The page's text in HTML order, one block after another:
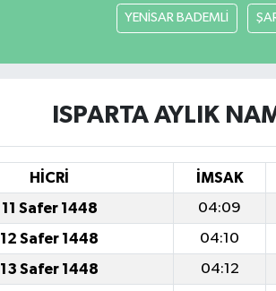
YENİSAR BADEMLİ
ISPARTA AYLIK
HİCRİ İMSAK
11 Safer 1448 04:09
12 Safer 1448 04:10
13 Safer 1448 04:12